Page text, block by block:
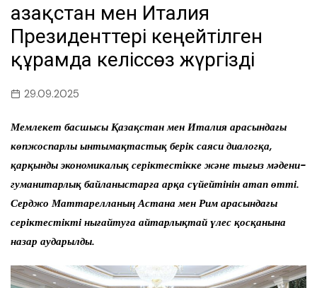
Қазақстан мен Италия
Президенттері кеңейтілген
құрамда келіссөз жүргізді
29.09.2025
Мемлекет басшысы Қазақстан мен Италия арасындағы
көпжоспарлы ынтымақтастық берік саяси диалогқа,
қарқынды экономикалық серіктестікке және тығыз мәдени-
гуманитарлық байланыстарға арқа сүйейтінін атап өтті.
Серджо Маттарелланың Астана мен Рим арасындағы
серіктестікті нығайтуға айтарлықтай үлес қосқанына
назар аударылды.